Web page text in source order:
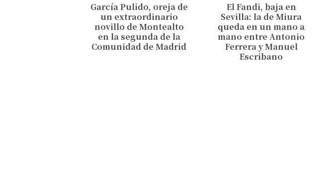
García Pulido, oreja de
un extraordinario
novillo de Montealto
en la segunda de la
Comunidad de Madrid
El Fandi, baja en
Sevilla: la de Miura
queda en un mano a
mano entre Antonio
Ferrera y Manuel
Escribano